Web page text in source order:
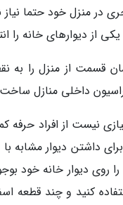
در منزل خود حتما
از دیوارهای خانه را
قسمت از منزل را به
داخلی منازل
نیست از افراد
داشتن دیوار مشابه
روی دیوار خانه خود
کنید و چند قطعه